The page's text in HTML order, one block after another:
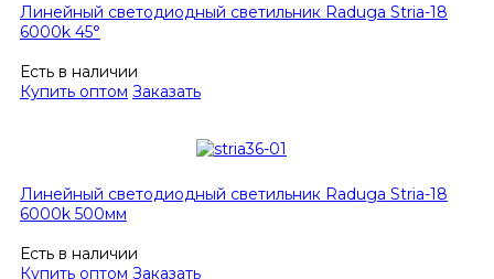
Линейный светодиодный светильник Raduga Stria-18
6000k 45°
Есть в наличии
Купить оптом Заказать
Линейный светодиодный светильник Raduga Stria-18
6000k 500мм
Есть в наличии
Купить оптом Заказать